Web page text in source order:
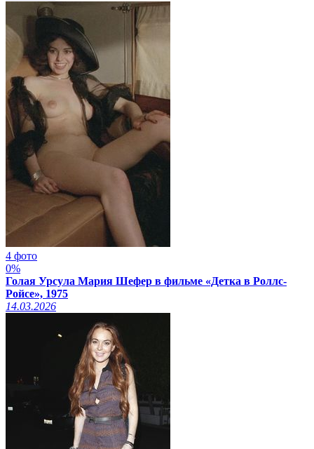
4 фото
0%
Голая Урсула Мария Шефер в фильме «Детка в Роллс-
Ройсе», 1975
14.03.2026